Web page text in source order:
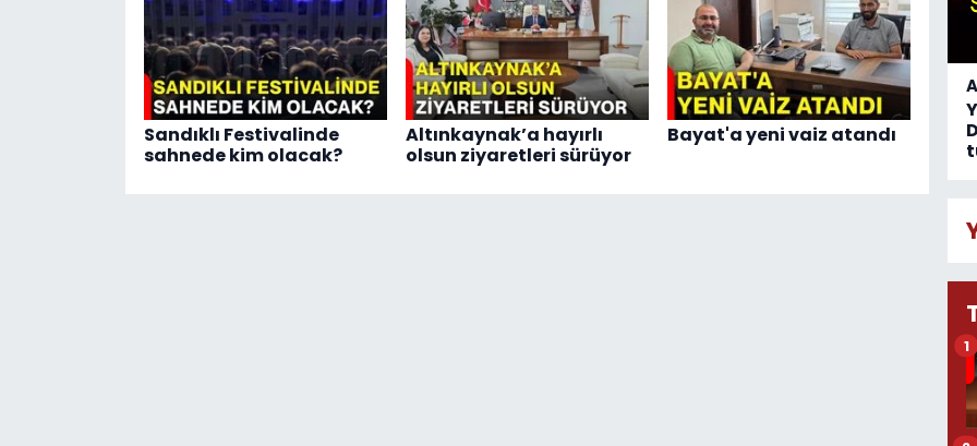
Sandıklı Festivalinde
sahnede kim olacak?
Altınkaynak’a hayırlı
olsun ziyaretleri sürüyor
Bayat'a yeni vaiz atandı
1